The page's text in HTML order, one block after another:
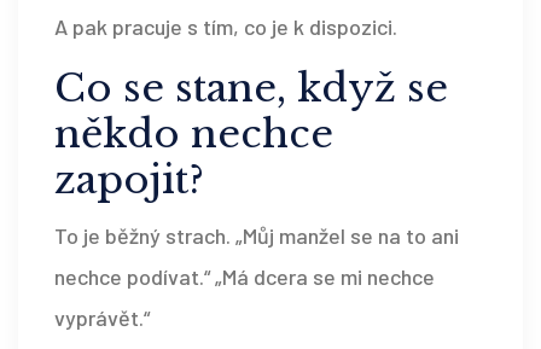
A pak pracuje s tím, co je k dispozici.
Co se stane, když se
někdo nechce
zapojit?
To je běžný strach. „Můj manžel se na to ani
nechce podívat.“ „Má dcera se mi nechce
vyprávět.“